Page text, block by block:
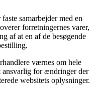
samarbejder med en
forretningernes varer,
af at en af de besøgende
værnes om hele
for ændringer der
websitets oplysninger.